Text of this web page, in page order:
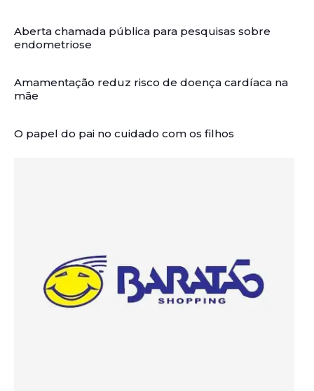
Aberta chamada pública para pesquisas sobre
endometriose
Amamentação reduz risco de doença cardíaca na
mãe
O papel do pai no cuidado com os filhos
Artigos Relacionados: